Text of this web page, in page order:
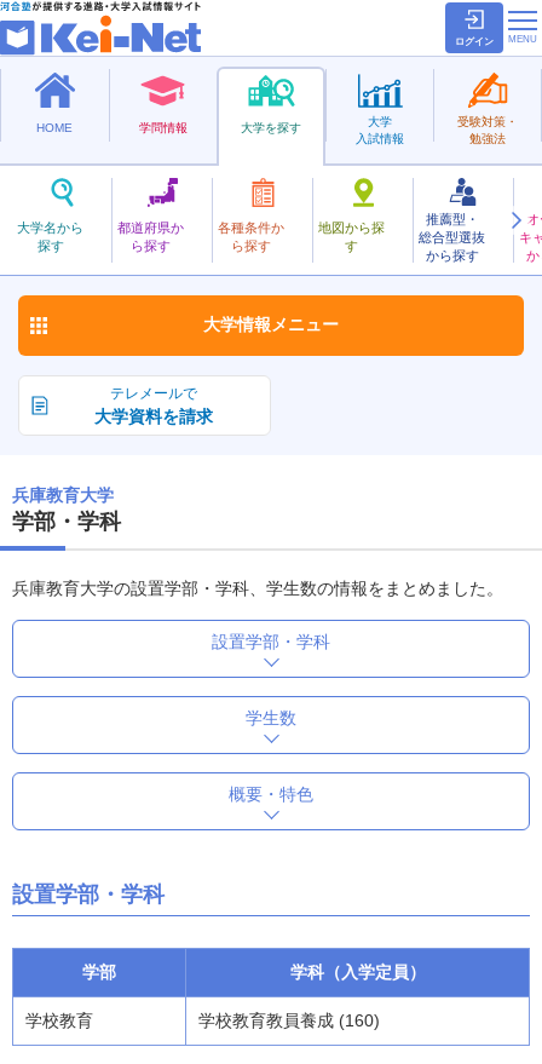
ログイン
HOME 学問情報 大学を探す
大学名から
探す
都道府県か
ら探す
各種条件か
ら探す
地図から探
す
推薦型・
総合型選抜
から探す
キ
か
大学
入試情報
受験対策・
勉強法
国立
ひょうごきょういく
兵庫教育大学 お気に入り
テレメールで
大学資料を請求
大学情報 メニュー
兵庫教育大学
学部・学科
兵庫教育大学の設置学部・学科、学生数の情報をまとめました。
設置学部・学科
学生数
概要・特色
設置学部・学科
学部 学科（入学定員）
学校教育 学校教育教員養成 (160)